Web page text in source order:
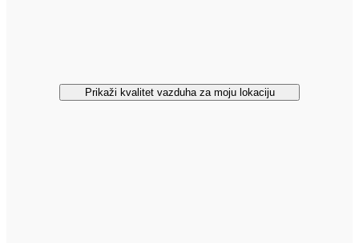
Prikaži kvalitet vazduha za moju lokaciju